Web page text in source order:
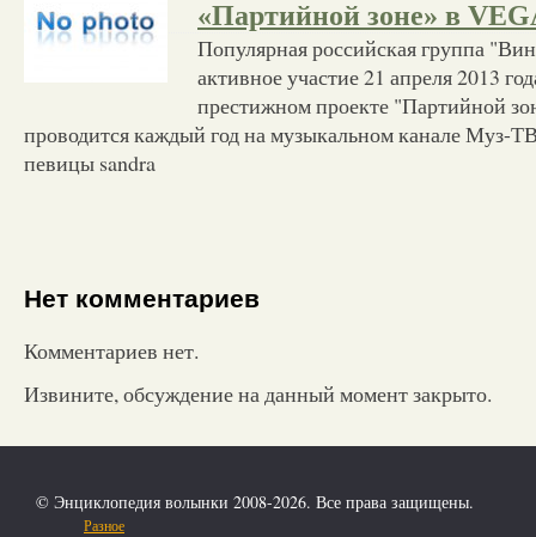
«Партийной зоне» в
Популярная российская группа
активное участие 21 апреля 2013
престижном проекте "Партийной
проводится каждый год на музыкальном канале Муз-
певицы sandra
Нет комментариев
Комментариев нет.
Извините, обсуждение на данный момент закрыто.
© Энциклопедия волынки 2008-2026. Все права защищены.
Разное